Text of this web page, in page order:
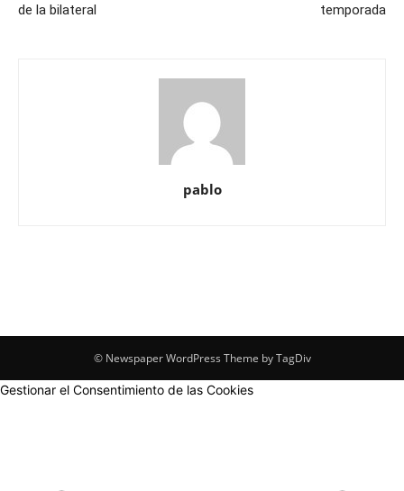
de la bilateral
temporada
pablo
© Newspaper WordPress Theme by TagDiv
Gestionar el Consentimiento de las Cookies